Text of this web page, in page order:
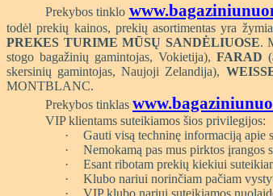
Prekybos tinklo
todėl prekių kainos, prekių asortimentas yra
PREKES TURIME MŪSŲ SANDĖLIUOSE.
stogo bagažinių gamintojas, Vokietija),FARAD
skersinių gamintojas, Naujoji Zelandija),
MONTBLANC.
Prekybos tinklas
VIP klientams suteikiamos šios privilegijos:
·
Gauti visą techninę informaciją apie
·
Nemokamą pas mus pirktos įrangos
·
Esant ribotam prekių kiekiui
·
Klubo nariui norinčiam pačiam
·
VIP klubo nariui suteikiamos